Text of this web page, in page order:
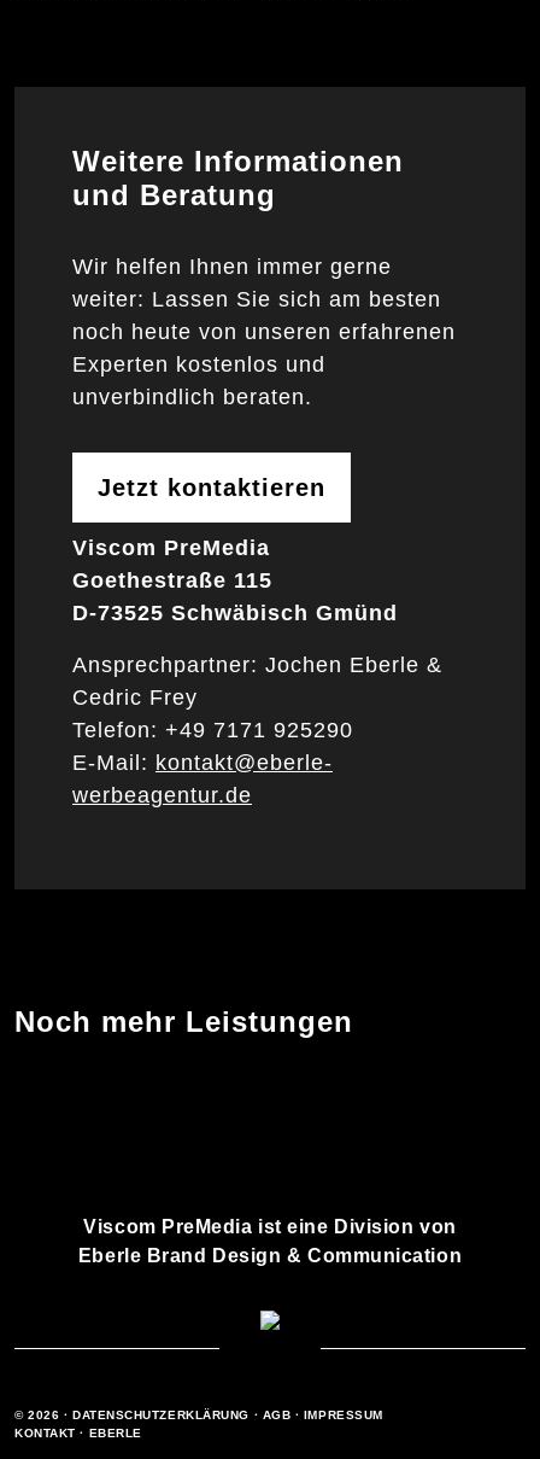
Weitere Informationen
und Beratung
Wir helfen Ihnen immer gerne
weiter: Lassen Sie sich am besten
noch heute von unseren erfahrenen
Experten kostenlos und
unverbindlich beraten.
Jetzt kontaktieren
Viscom PreMedia
Goethestraße 115
D-73525 Schwäbisch Gmünd
Ansprechpartner: Jochen Eberle &
Cedric Frey
Telefon: +49 7171 925290
E-Mail: kontakt@eberle-
werbeagentur.de
Noch mehr Leistungen
Viscom PreMedia ist eine Division von
Eberle Brand Design & Communication
© 2026 · DATENSCHUTZERKLÄRUNG · AGB · IMPRESSUM
KONTAKT · EBERLE